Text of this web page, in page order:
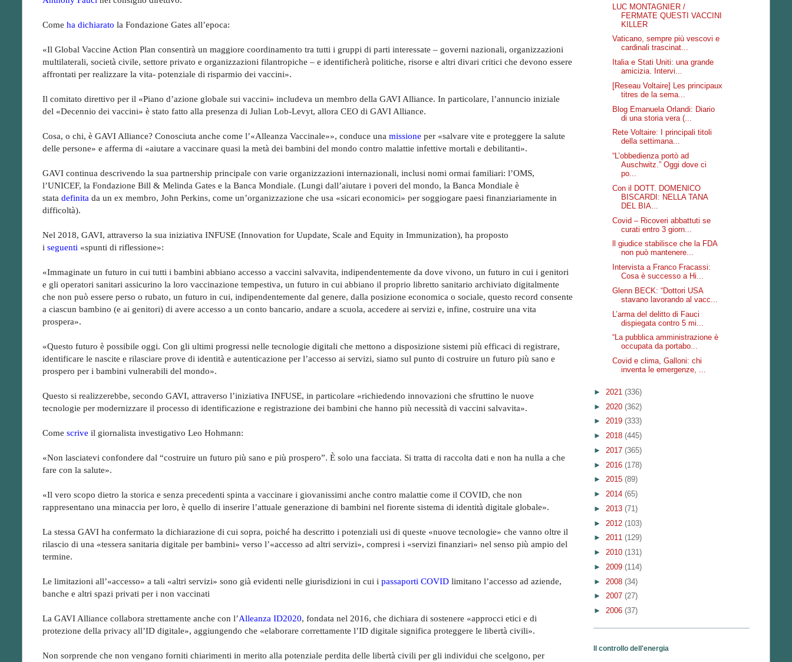
Come ha dichiarato la Fondazione Gates all’epoca:
«Il Global Vaccine Action Plan consentirà un maggiore coordinamento tra tutti i gruppi di parti interessate – governi nazionali, organizzazioni
multilaterali, società civile, settore privato e organizzazioni filantropiche – e identificherà politiche, risorse e altri divari critici che devono essere
affrontati per realizzare la vita- potenziale di risparmio dei vaccini».
Il comitato direttivo per il «Piano d’azione globale sui vaccini» includeva un membro della GAVI Alliance. In particolare, l’annuncio iniziale
del «Decennio dei vaccini» è stato fatto alla presenza di Julian Lob-Levyt, allora CEO di GAVI Alliance.
Cosa, o chi, è GAVI Alliance? Conosciuta anche come l’«Alleanza Vaccinale»», conduce una missione per «salvare vite e proteggere la salute
delle persone» e afferma di «aiutare a vaccinare quasi la metà dei bambini del mondo contro malattie infettive mortali e debilitanti».
GAVI continua descrivendo la sua partnership principale con varie organizzazioni internazionali, inclusi nomi ormai familiari: l’OMS,
l’UNICEF, la Fondazione Bill & Melinda Gates e la Banca Mondiale. (Lungi dall’aiutare i poveri del mondo, la Banca Mondiale è
stata definita da un ex membro, John Perkins, come un’organizzazione che usa «sicari economici» per soggiogare paesi finanziariamente in
difficoltà).
Nel 2018, GAVI, attraverso la sua iniziativa INFUSE (Innovation for Uupdate, Scale and Equity in Immunization), ha proposto
i seguenti «spunti di riflessione»:
«Immaginate un futuro in cui tutti i bambini abbiano accesso a vaccini salvavita, indipendentemente da dove vivono, un futuro in cui i genitori
e gli operatori sanitari assicurino la loro vaccinazione tempestiva, un futuro in cui abbiano il proprio libretto sanitario archiviato digitalmente
che non può essere perso o rubato, un futuro in cui, indipendentemente dal genere, dalla posizione economica o sociale, questo record consente
a ciascun bambino (e ai genitori) di avere accesso a un conto bancario, andare a scuola, accedere ai servizi e, infine, costruire una vita
prospera».
«Questo futuro è possibile oggi. Con gli ultimi progressi nelle tecnologie digitali che mettono a disposizione sistemi più efficaci di registrare,
identificare le nascite e rilasciare prove di identità e autenticazione per l’accesso ai servizi, siamo sul punto di costruire un futuro più sano e
prospero per i bambini vulnerabili del mondo».
Questo si realizzerebbe, secondo GAVI, attraverso l’iniziativa INFUSE, in particolare «richiedendo innovazioni che sfruttino le nuove
tecnologie per modernizzare il processo di identificazione e registrazione dei bambini che hanno più necessità di vaccini salvavita».
Come scrive il giornalista investigativo Leo Hohmann:
«Non lasciatevi confondere dal “costruire un futuro più sano e più prospero”. È solo una facciata. Si tratta di raccolta dati e non ha nulla a che
fare con la salute».
«Il vero scopo dietro la storica e senza precedenti spinta a vaccinare i giovanissimi anche contro malattie come il COVID, che non
rappresentano una minaccia per loro, è quello di inserire l’attuale generazione di bambini nel fiorente sistema di identità digitale globale».
La stessa GAVI ha confermato la dichiarazione di cui sopra, poiché ha descritto i potenziali usi di queste «nuove tecnologie» che vanno oltre il
rilascio di una «tessera sanitaria digitale per bambini» verso l’«accesso ad altri servizi», compresi i «servizi finanziari» nel senso più ampio del
termine.
Le limitazioni all’«accesso» a tali «altri servizi» sono già evidenti nelle giurisdizioni in cui i passaporti COVID limitano l’accesso ad aziende,
banche e altri spazi privati per i non vaccinati
La GAVI Alliance collabora strettamente anche con l’Alleanza ID2020, fondata nel 2016, che dichiara di sostenere «approcci etici e di
protezione della privacy all’ID digitale», aggiungendo che «elaborare correttamente l’ID digitale significa proteggere le libertà civili».
Non sorprende che non vengano forniti chiarimenti in merito alla potenziale perdita delle libertà civili per gli individui che scelgono, per
LUC MONTAGNIER /
FERMATE QUESTI VACCINI
KILLER
Vaticano, sempre più vescovi e
cardinali trascinat...
Italia e Stati Uniti: una grande
amicizia. Intervi...
[Reseau Voltaire] Les principaux
titres de la sema...
Blog Emanuela Orlandi: Diario
di una storia vera (...
Rete Voltaire: I principali titoli
della settimana...
“L’obbedienza portò ad
Auschwitz.” Oggi dove ci
po...
Con il DOTT. DOMENICO
BISCARDI: NELLA TANA
DEL BIA...
Covid – Ricoveri abbattuti se
curati entro 3 giorn...
ll giudice stabilisce che la FDA
non può mantenere...
Intervista a Franco Fracassi:
Cosa è successo a Hi...
Glenn BECK: “Dottori USA
stavano lavorando al vacc...
L’arma del delitto di Fauci
dispiegata contro 5 mi...
“La pubblica amministrazione è
occupata da portabo...
Covid e clima, Galloni: chi
inventa le emergenze, ...
► 2021 (336)
► 2020 (362)
► 2019 (333)
► 2018 (445)
► 2017 (365)
► 2016 (178)
► 2015 (89)
► 2014 (65)
► 2013 (71)
► 2012 (103)
► 2011 (129)
► 2010 (131)
► 2009 (114)
► 2008 (34)
► 2007 (27)
► 2006 (37)
Il controllo dell'energia